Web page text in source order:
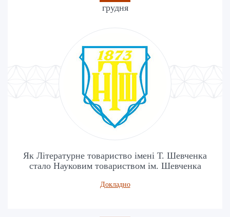
грудня
Як Літературне товариство імені Т. Шевченка
стало Науковим товариством ім. Шевченка
Докладно